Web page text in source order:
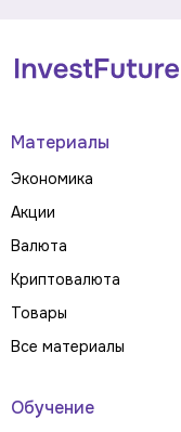
Материалы
Экономика
Акции
Валюта
Криптовалюта
Товары
Все материалы
Обучение